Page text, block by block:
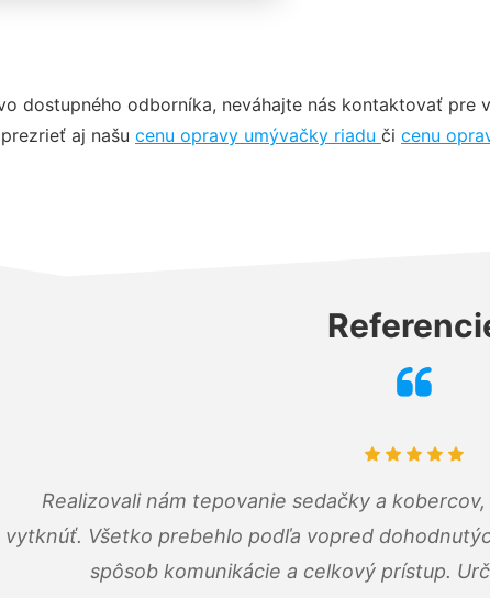
dostupného odborníka, neváhajte nás kontaktovať pre
aj našu cenu opravy umývačky riadu či cenu
Realizovali nám tepovanie sedačky a
vytknúť. Všetko prebehlo podľa vopred
spôsob komunikácie a celkový prístup.